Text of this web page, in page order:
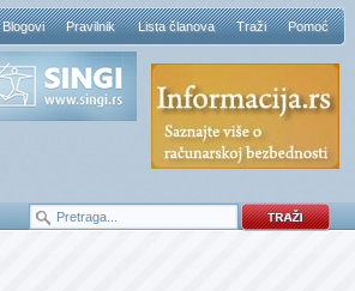
Blogovi Pravilnik Lista članova Traži Pomoć